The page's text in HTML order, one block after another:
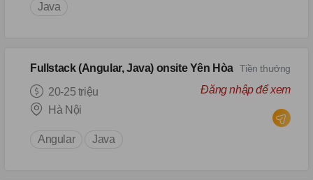
Java
Fullstack (Angular, Java) onsite Yên Hòa
20-25 triệu
Hà Nội
Angular Java
Tiền thưởng
Đăng nhập để xem